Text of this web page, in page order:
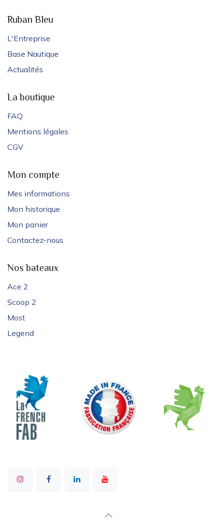
Ruban Bleu
L'Entreprise
Base Nautique
Actualités
La boutique
FAQ
Mentions légales
CGV
Mon compte
Mes informations
Mon historique
Mon panier
Contactez-nous
Nos bateaux
Ace 2
Scoop 2
Most
Legend